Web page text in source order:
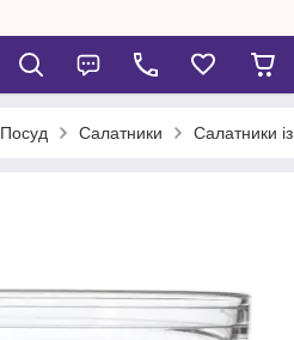
Посуд Салатники Салатники